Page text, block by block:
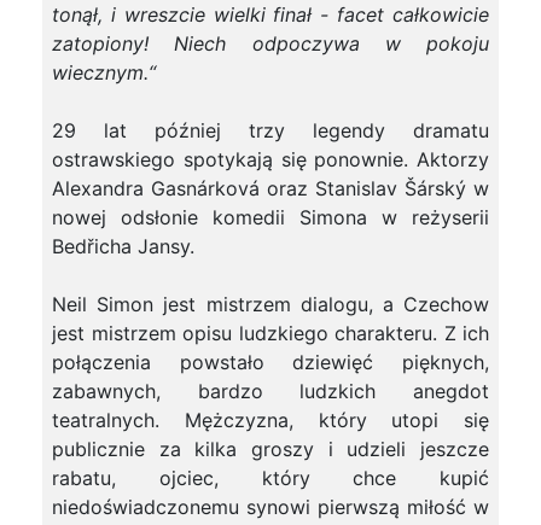
tonął, i wreszcie wielki finał - facet całkowicie
zatopiony! Niech odpoczywa w pokoju
wiecznym.“
29 lat później trzy legendy dramatu
ostrawskiego spotykają się ponownie. Aktorzy
Alexandra Gasnárková oraz Stanislav Šárský w
nowej odsłonie komedii Simona w reżyserii
Bedřicha Jansy.
Neil Simon jest mistrzem dialogu, a Czechow
jest mistrzem opisu ludzkiego charakteru. Z ich
połączenia powstało dziewięć pięknych,
zabawnych, bardzo ludzkich anegdot
teatralnych. Mężczyzna, który utopi się
publicznie za kilka groszy i udzieli jeszcze
rabatu, ojciec, który chce kupić
niedoświadczonemu synowi pierwszą miłość w